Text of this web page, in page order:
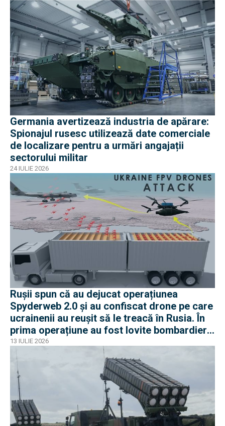
Germania avertizează industria de apărare:
Spionajul rusesc utilizează date comerciale
de localizare pentru a urmări angajații
sectorului militar
24 IULIE 2026
Rușii spun că au dejucat operațiunea
Spyderweb 2.0 și au confiscat drone pe care
ucrainenii au reușit să le treacă în Rusia. În
prima operațiune au fost lovite bombardiere
Tu-95 sau Tu-22M3
13 IULIE 2026